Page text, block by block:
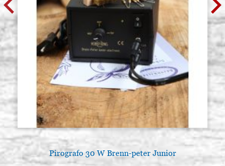
Pirografo 30 W Brenn-peter Junior